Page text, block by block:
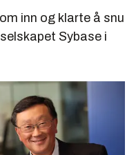
inn og klarte å snu
Sybase i